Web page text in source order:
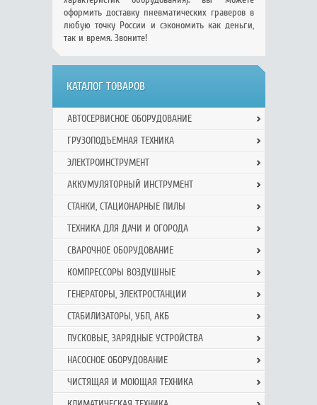
оформить доставку пневматических граверов в
любую точку России и сэкономить как деньги,
так и время. Звоните!
КАТАЛОГ ТОВАРОВ
АВТОСЕРВИСНОЕ ОБОРУДОВАНИЕ
ГРУЗОПОДЪЕМНАЯ ТЕХНИКА
ЭЛЕКТРОИНСТРУМЕНТ
АККУМУЛЯТОРНЫЙ ИНСТРУМЕНТ
СТАНКИ, СТАЦИОНАРНЫЕ ПИЛЫ
ТЕХНИКА ДЛЯ ДАЧИ И ОГОРОДА
СВАРОЧНОЕ ОБОРУДОВАНИЕ
КОМПРЕССОРЫ ВОЗДУШНЫЕ
ГЕНЕРАТОРЫ, ЭЛЕКТРОСТАНЦИИ
СТАБИЛИЗАТОРЫ, УБП, АКБ
ПУСКОВЫЕ, ЗАРЯДНЫЕ УСТРОЙСТВА
НАСОСНОЕ ОБОРУДОВАНИЕ
ЧИСТЯЩАЯ И МОЮЩАЯ ТЕХНИКА